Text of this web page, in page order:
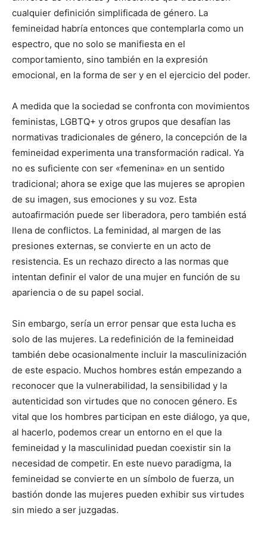
cualquier definición simplificada de género. La
femineidad habría entonces que contemplarla como un
espectro, que no solo se manifiesta en el
comportamiento, sino también en la expresión
emocional, en la forma de ser y en el ejercicio del poder.
A medida que la sociedad se confronta con movimientos
feministas, LGBTQ+ y otros grupos que desafían las
normativas tradicionales de género, la concepción de la
femineidad experimenta una transformación radical. Ya
no es suficiente con ser «femenina» en un sentido
tradicional; ahora se exige que las mujeres se apropien
de su imagen, sus emociones y su voz. Esta
autoafirmación puede ser liberadora, pero también está
llena de conflictos. La feminidad, al margen de las
presiones externas, se convierte en un acto de
resistencia. Es un rechazo directo a las normas que
intentan definir el valor de una mujer en función de su
apariencia o de su papel social.
Sin embargo, sería un error pensar que esta lucha es
solo de las mujeres. La redefinición de la femineidad
también debe ocasionalmente incluir la masculinización
de este espacio. Muchos hombres están empezando a
reconocer que la vulnerabilidad, la sensibilidad y la
autenticidad son virtudes que no conocen género. Es
vital que los hombres participan en este diálogo, ya que,
al hacerlo, podemos crear un entorno en el que la
femineidad y la masculinidad puedan coexistir sin la
necesidad de competir. En este nuevo paradigma, la
femineidad se convierte en un símbolo de fuerza, un
bastión donde las mujeres pueden exhibir sus virtudes
sin miedo a ser juzgadas.